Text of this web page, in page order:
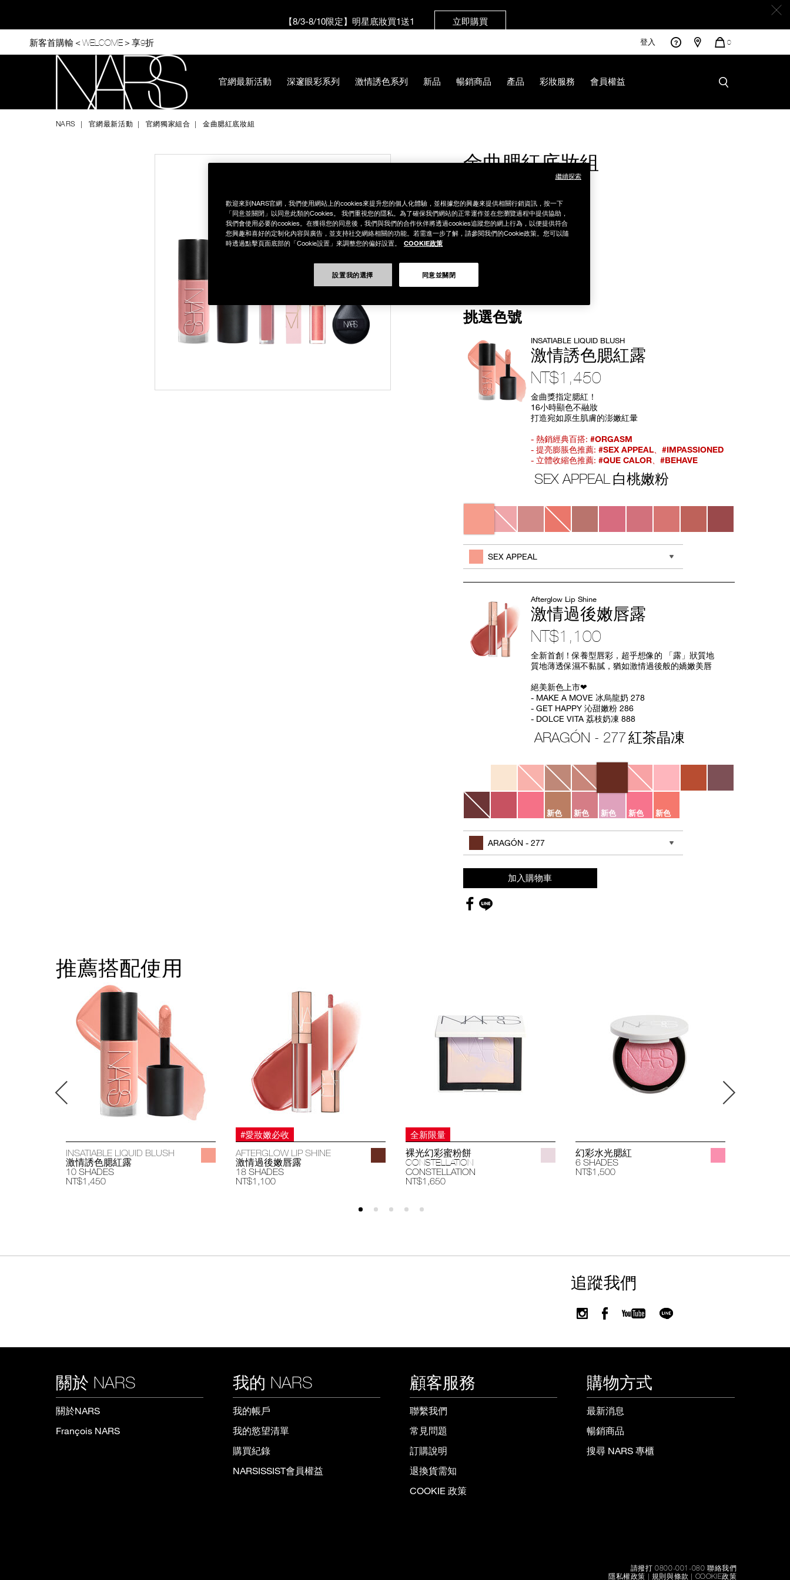
content
【8/3-8/10限定】明星底妝買1送1 立即購買
【8/3-8/10限定】限時輸碼贈迷你腮紅露 立即購買
新客首購輸＜WELCOME＞享9折 登入
您
0
官網最新活動 深邃眼彩系列 激情誘色系列 新品 暢銷商品 產品 彩妝服務 會員權益
NARS 官網最新活動 官網獨家組合 金曲腮紅底妝組
/zh/%E9%87%91%E6%9B%B2%E8%85%AE%E7%B4%85%E5%BA%95%E5%A6%9D%E7%B5%84/NPS00000241.html
Image
金曲腮紅底妝組
【商品內容】
- 激情誘色腮紅露
- 激情過後嫩唇露
- 輕巧上妝手指粉撲
價值$3,350
挑選色號
INSATIABLE LIQUID BLUSH
激情誘色腮紅露
NT$1,450
Item
No.
194251171159
金曲獎指定腮紅！
16小時顯色不融妝
打造宛如原生肌膚的澎嫩紅暈
- 熱銷經典百搭: #ORGASM
- 提亮膨脹色推薦: #SEX APPEAL
#IMPASSIONED
- 立體收縮色推薦: #QUE CALOR #BEHAVE
SEX APPEAL 白桃嫩粉
Variations
其他色系
SEX APPEAL
Afterglow Lip Shine
激情過後嫩唇露
NT$1,100
Item
No.
0194251077215
全新首創！保養型唇彩，超乎想像的 「露」狀質地
質地薄透保濕不黏膩，猶如激情過後般的嬌嫩美唇
絕美新色上市❤
- MAKE A MOVE 冰烏龍奶 278
- GET HAPPY 沁甜嫩粉 286
- DOLCE VITA 荔枝奶凍 888
ARAGÓN - 277紅茶晶凍
Variations
新色 新色 新色 新色 新色
其他色系
ARAGÓN - 277
加入購物車
Facebook
推薦搭配使用
INSATIABLE LIQUID BLUSH
激情誘色腮紅露
10 SHADES
NT$1,450
#愛妝嫩必收
AFTERGLOW LIP SHINE
激情過後嫩唇露
18 SHADES
NT$1,100
全新限量
裸光幻彩蜜粉餅
CONSTELLATION
CONSTELLATION
NT$1,650
幻彩水光腮紅
6 SHADES
NT$1,500
追蹤我們
關於 NARS
關於NARS
François NARS
我的 NARS
我的帳戶
我的慾望清單
購買紀錄
NARSISSIST會員權益
顧客服務
聯繫我們
常見問題
訂購說明
退換貨需知
COOKIE 政策
購物方式
最新消息
暢銷商品
搜尋 NARS 專櫃
請撥打 0800-001-080 聯絡我們
隱私權政策 | 規則與條款 | COOKIE政策
歡迎來到NARS官網，我們使用網站上的cookies來提升您的個人化體驗，並根據您的興趣來提供相關行銷資訊，按一下
「同意並關閉」以同意此類的Cookies。 我們重視您的隱私。為了確保我們網站的正常運作並在您瀏覽過程中提供協助，
我們會使用必要的cookies。在獲得您的同意後，我們與我們的合作伙伴將透過cookies追蹤您的網上行為，以便提供符合
您興趣和喜好的定制化內容與廣告，並支持社交網絡相關的功能。若需進一步了解，請參閱我們的Cookie政策。您可以隨
時透過點擊頁面底部的「Cookie設置」來調整您的偏好設置。
COOKIE政策
設置我的選擇 同意並關閉
繼續探索